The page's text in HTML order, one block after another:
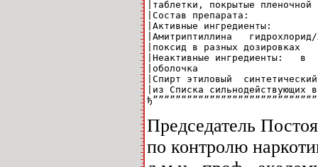
|таблетки, покрытые
|Состав препарата:
|Активные ингредиенты:
|Амитриптиллина
|поксид в разных дозировках
|Неактивные ингредиенты:   в
|оболочка
|Спирт этиловый
|из Списка сильнодействующих
Председатель
по контролю